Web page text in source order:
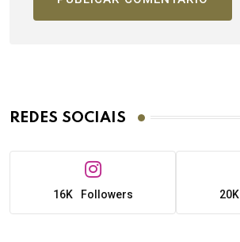
REDES SOCIAIS
16K Followers 20K